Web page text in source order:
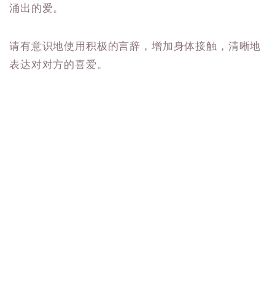
涌出的爱。
请有意识地使用积极的言辞，增加身体接触，清晰地
表达对对方的喜爱。